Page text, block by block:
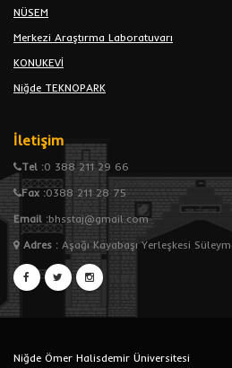
NÜSEM
Merkezi Araştırma Laboratuvarı
KONUKEVİ
Niğde TEKNOPARK
İletişim
Tel :0 388 211 29 66
Fax :0388 211 28 75
Email :bhsstaj@gmail.com
Adres : Aşağı Kayabaşı Yerleşkesi
Niğde Ömer Halisdemir Üniversitesi